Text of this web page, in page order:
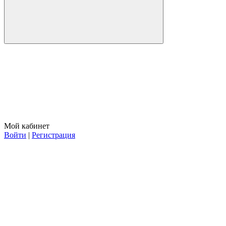
Мой кабинет
Войти | Регистрация